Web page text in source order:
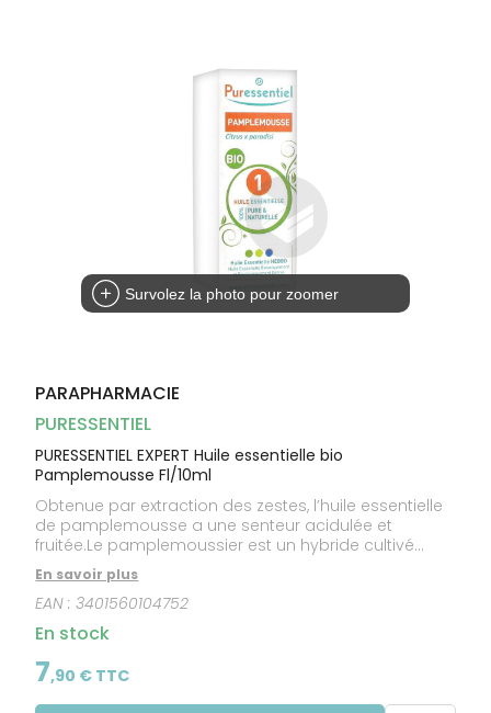
Survolez la photo pour zoomer
PARAPHARMACIE
PURESSENTIEL
PURESSENTIEL EXPERT Huile essentielle bio
Pamplemousse Fl/10ml
Obtenue par extraction des zestes, l’huile essentielle
de pamplemousse a une senteur acidulée et
fruitée.Le pamplemoussier est un hybride cultivé
principalement en Amérique, en Afrique du Sud et en
Israël. La Floride est le plus gros exportateur de
pamplemousse. Il faudra patienter 7 à 10 ans avant
que le pamplemoussier n’atteigne 7 à 8 mètres de
haut et produise des fruits. Cette huile essentielle est
HEBBD (Huile Essentielle Botaniquement et
Biochimiquement Définie).
En savoir plus
EAN :3401560104752
En stock
7,90 € TTC